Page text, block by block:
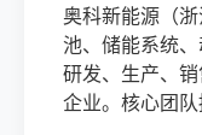
奥科新能源（
池、储能系统
研发、生产、
企业。核心团队